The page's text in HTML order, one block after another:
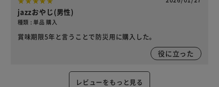
jazzおやじ(男性)
種類 : 単品 購入
賞味期限5年と言うことで防災用に購入した。
役に立った
レビューをもっと見る